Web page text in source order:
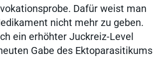
Dafür weist man
nicht mehr zu geben.
ein erhöhter Juckreiz-Level
Gabe des Ektoparasitikums